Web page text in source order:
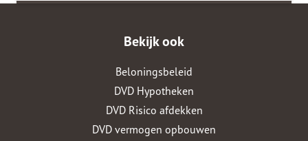
Bekijk ook
Beloningsbeleid
DVD Hypotheken
DVD Risico afdekken
DVD vermogen opbouwen